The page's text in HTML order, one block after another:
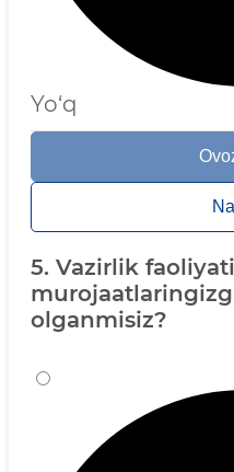
Yo‘q
5. Vazirlik
olganmisiz?